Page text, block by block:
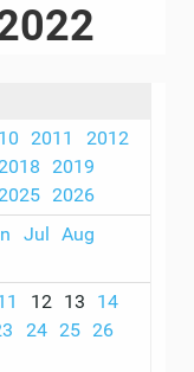
2011
2012
2018
2019
2025 2026
Jul
Aug
12 13
14
24 25 26